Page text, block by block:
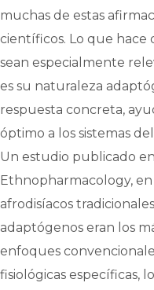
muchas de estas
científicos. Lo que hace
sean especialmente
es su naturaleza
respuesta concreta,
óptimo a los sistemas
Un estudio publicado
Ethnopharmacology,
afrodisíacos
adaptógenos eran los
enfoques
fisiológicas específicas,